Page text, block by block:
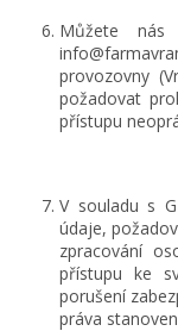
Můžete nás
provozovny
požadovat
přístupu
V souladu s
údaje,
zpracování
přístupu ke
porušení
práva